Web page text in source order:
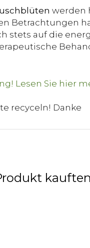
werden
Betrachtungen
stets auf die
recyceln! Danke